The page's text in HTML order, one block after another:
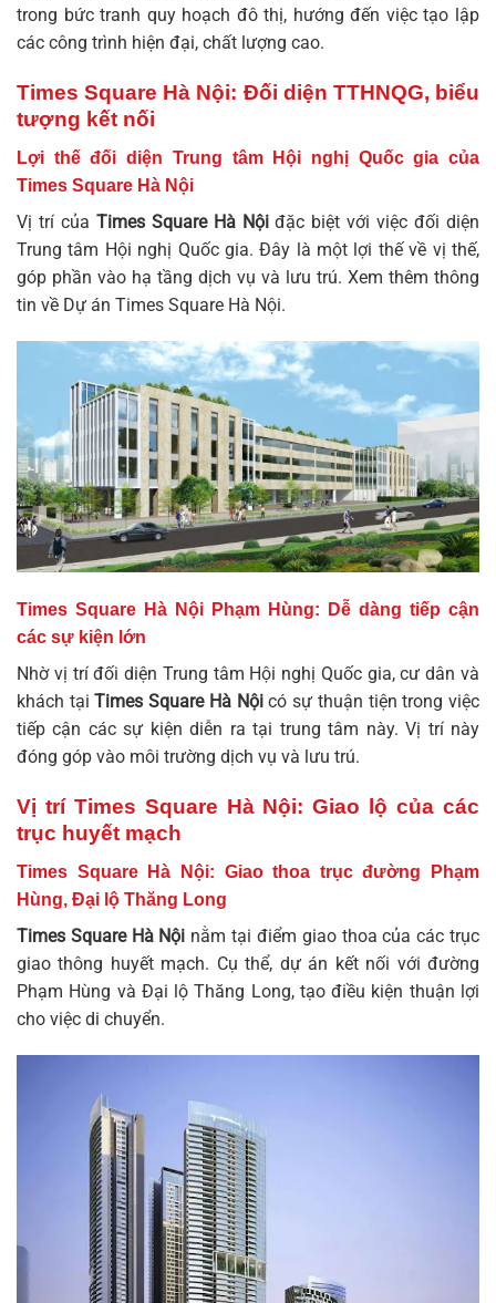
trong bức tranh quy hoạch đô thị, hướng đến việc tạo lập
các công trình hiện đại, chất lượng cao.
Times Square Hà Nội: Đối diện TTHNQG, biểu
tượng kết nối
Lợi thế đối diện Trung tâm Hội nghị Quốc gia của
Times Square Hà Nội
Vị trí của Times Square Hà Nộiđặc biệt với việc đối diện
Trung tâm Hội nghị Quốc gia. Đây là một lợi thế về vị thế,
góp phần vào hạ tầng dịch vụ và lưu trú. Xem thêm thông
tin về Dự án Times Square Hà Nội.
Times Square Hà Nội Phạm Hùng: Dễ dàng tiếp cận
các sự kiện lớn
Nhờ vị trí đối diện Trung tâm Hội nghị Quốc gia, cư dân và
khách tạiTimes Square Hà Nộicó sự thuận tiện trong việc
tiếp cận các sự kiện diễn ra tại trung tâm này. Vị trí này
đóng góp vào môi trường dịch vụ và lưu trú.
Vị trí Times Square Hà Nội: Giao lộ của các
trục huyết mạch
Times Square Hà Nội: Giao thoa trục đường Phạm
Hùng, Đại lộ Thăng Long
Times Square Hà Nội nằm tại điểm giao thoa của các trục
giao thông huyết mạch. Cụ thể, dự án kết nối với đường
Phạm Hùng và Đại lộ Thăng Long, tạo điều kiện thuận lợi
cho việc di chuyển.